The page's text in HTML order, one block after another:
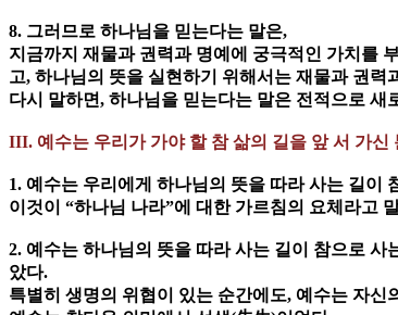
8. 그러므로 하나님을 믿는다는 말은,
지금까지 재물과 권력과 명예에 궁극적인 가치를
고, 하나님의 뜻을 실현하기 위해서는 재물과 권
다시 말하면, 하나님을 믿는다는 말은 전적으로 새
III. 예수는 우리가 가야 할 참 삶의 길을 앞 서 가신
1. 예수는 우리에게 하나님의 뜻을 따라 사는 길이
이것이 “하나님 나라”에 대한 가르침의 요체라고
2. 예수는 하나님의 뜻을 따라 사는 길이 참으로
았다.
특별히 생명의 위협이 있는 순간에도, 예수는 자